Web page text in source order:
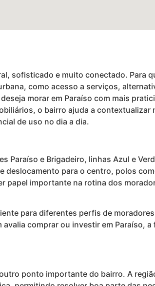
sofisticado e muito conectado.
como acesso a serviços,
morar em Paraíso com mais
o bairro ajuda a
de uso no dia a dia.
Paraíso e Brigadeiro, linhas Azul e
deslocamento para o centro, polos
papel importante na rotina dos
para diferentes perfis de
avalia comprar ou investir em
ponto importante do bairro. A